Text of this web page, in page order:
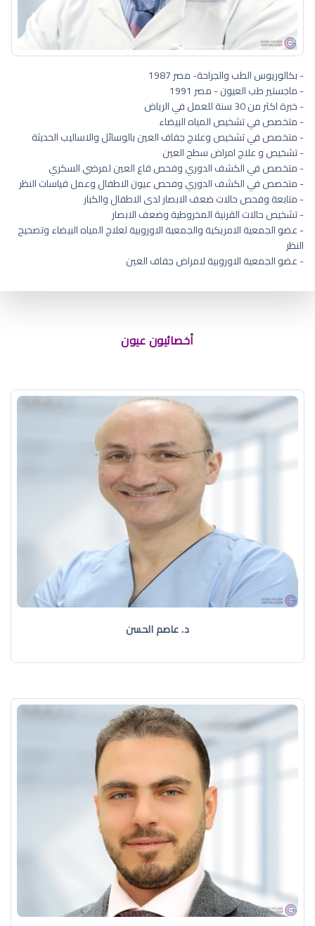
- بكالوريوس الطب والجراحة- مصر 1987
- ماجستير طب العيون - مصر 1991
- خبرة اكثر من 30 سنة للعمل في الرياض
- متخصص في تشخيص المياه البيضاء
- متخصص في تشخيص وعلاج جفاف العين بالوسائل والاساليب الحديثة
- تشخيص و علاج امراض سطح العين
- متخصص في الكشف الدوري وفحص قاع العين لمرضي السكري
- متخصص في الكشف الدوري وفحص عيون الاطفال وعمل قياسات النظر
- متابعة وفحص حالات ضعف الابصار لدى الاطفال والكبار
- تشخيص حالات القرنية المخروطية وضعف الابصار
- عضو الجمعية الامريكية والجمعية الاوروبية لعلاج المياه البيضاء وتصحيح
النظر
- عضو الجمعية الاوروبية لامراض جفاف العين
أخصائيون عيون
د. عاصم الحسن